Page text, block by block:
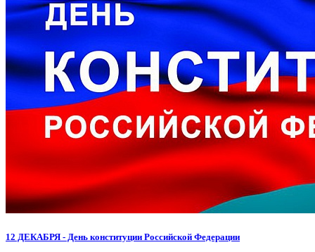
12 ДЕКАБРЯ - День конституции Российской Федерации